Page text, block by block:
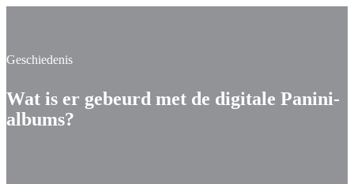
Geschiedenis
Wat is er gebeurd met de digitale Panini-
albums?